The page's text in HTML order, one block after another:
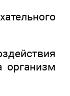
организм